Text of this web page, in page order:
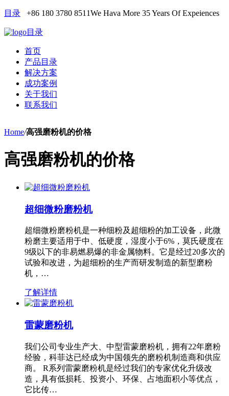
目录 +86 180 3780 8511We Hava More 35 Years Of Expeiences
目录
首页
产品目录
解决方案
成功案例
关于我们
联系我们
Home/高强磨粉机的价格
高强磨粉机的价格
超细微粉磨粉机
超细微粉磨粉机是一种细粉及超细粉的加工设备，此微
粉磨主要适用于中、低硬度，湿度小于6%，莫氏硬度在
9级以下的非易燃易爆的非金属物料。它是经过20多次的
试验和改进，为超细粉的生产而研发制造的新型磨粉
机，…
了解详情
雷蒙磨粉机
我们公司专业生产大、中型雷蒙磨粉机，拥有22年磨粉
经验，科菲达已经成为中国领先的磨粉机制造商和供应
商。 R系列雷蒙磨粉机是经过我们的专家优化升级改
造，具有低损耗、投资小、环保、占地面积小等优点，
它比传…